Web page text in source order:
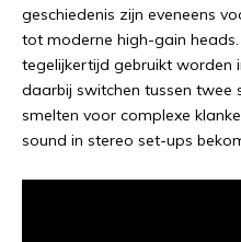
geschiedenis zijn eveneens
tot moderne high-gain
tegelijkertijd gebruikt worden
daarbij switchen tussen twee
smelten voor complexe
sound in stereo set-ups